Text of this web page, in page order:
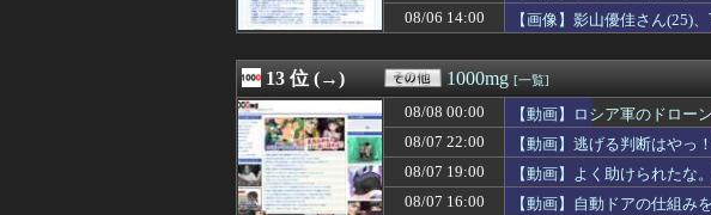
08/07 23:30
【サッカー】「まじ何者？」「上手すぎ
08/07 23:30
【原神】マグロヘッド「サンドローネ確
08/07 23:30
【悲報】クリエイター尊重を掲げた人気
08/07 23:29
ワンピース原作者・尾田栄一郎が描いた
08/07 23:29
中国の海警局と海軍の船が衝突2人死亡
08/07 23:27
【悲報】SES10年目のワイ、転職するか
08/07 23:25
【画像】Z世代のバイト事情、ヤバすぎ
08/07 23:25
【悲報】借金500万の風俗嬢を助けた結
08/07 23:23
【朗報】元日テレ女子アナ脊山麻理子さ
08/06 14:00
【画像】影山優佳さん(25)
13 位 (→) 1000mg [一覧]
08/08 00:00
【動画】ロシア軍のドロー
08/07 22:00
【動画】逃げる判断はやっ
08/07 19:00
【動画】よく助けられたな
08/07 16:00
【動画】自動ドアの仕組み